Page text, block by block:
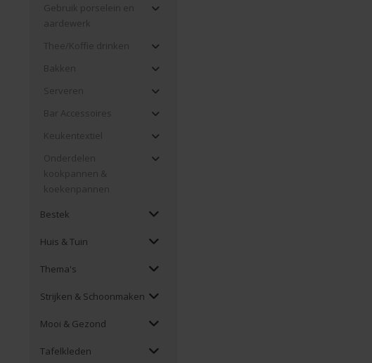
Gebruik porselein en
aardewerk
Thee/Koffie drinken
Bakken
Serveren
Bar Accessoires
Keukentextiel
Onderdelen
kookpannen &
koekenpannen
Bestek
Huis & Tuin
Thema's
Strijken & Schoonmaken
Mooi & Gezond
Tafelkleden